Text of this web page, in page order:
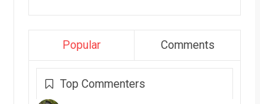
Popular Comments
Top Commenters